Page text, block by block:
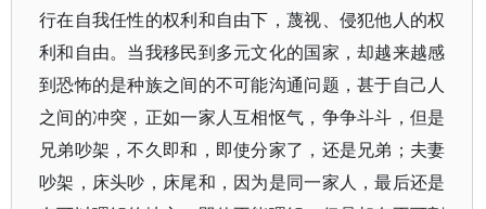
行在自我任性的权利和自由下，蔑视、侵犯他人的权
利和自由。当我移民到多元文化的国家，却越来越感
到恐怖的是种族之间的不可能沟通问题，甚于自己人
之间的冲突，正如一家人互相怄气，争争斗斗，但是
兄弟吵架，不久即和，即使分家了，还是兄弟；夫妻
吵架，床头吵，床尾和，因为是同一家人，最后还是